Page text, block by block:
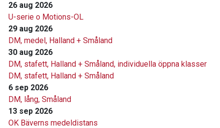
26 aug 2026
U-serie o Motions-OL
29 aug 2026
DM, medel, Halland + Småland
30 aug 2026
DM, stafett, Halland + Småland, individuella öppna klasser
DM, stafett, Halland + Småland
6 sep 2026
DM, lång, Småland
13 sep 2026
OK Bäverns medeldistans